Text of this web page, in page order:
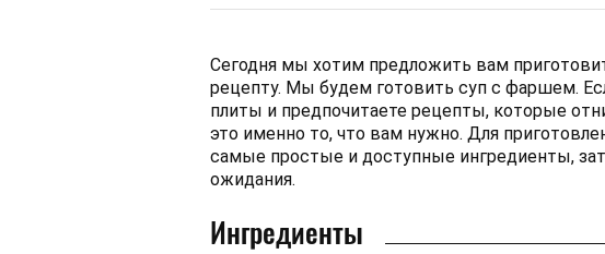
Сегодня мы хотим предложить вам
рецепту. Мы будем готовить суп с фаршем.
плиты и предпочитаете рецепты, которые
это именно то, что вам нужно. Для
самые простые и доступные ингредиенты,
ожидания.
Ингредиенты